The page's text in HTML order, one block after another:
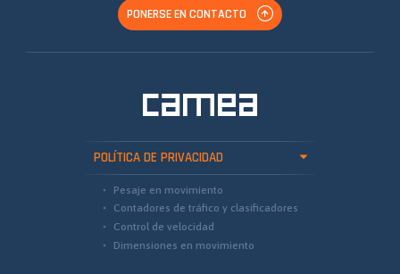
PONERSE EN CONTACTO
POLÍTICA DE PRIVACIDAD
Pesaje en movimiento
Contadores de tráfico y clasificadores
Control de velocidad
Dimensiones en movimiento